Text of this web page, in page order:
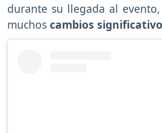
durante su llegada al
muchos cambios